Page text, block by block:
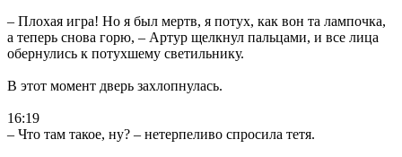
– Плохая игра! Но я был мертв, я потух, как вон та лампочка,
а теперь снова горю, – Артур щелкнул пальцами, и все лица
обернулись к потухшему светильнику.
В этот момент дверь захлопнулась.
16:19
– Что там такое, ну? – нетерпеливо спросила тетя.